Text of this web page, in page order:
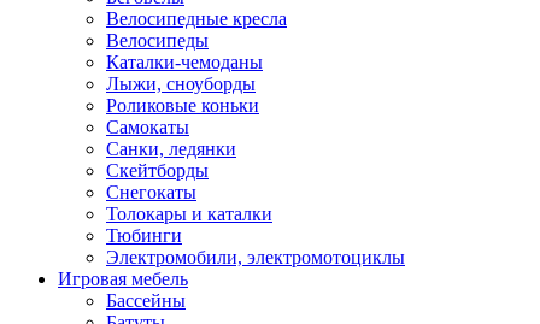
Велосипедные кресла
Велосипеды
Каталки-чемоданы
Лыжи, сноуборды
Роликовые коньки
Самокаты
Санки, ледянки
Скейтборды
Снегокаты
Толокары и каталки
Тюбинги
Электромобили, электромотоциклы
Игровая мебель
Бассейны